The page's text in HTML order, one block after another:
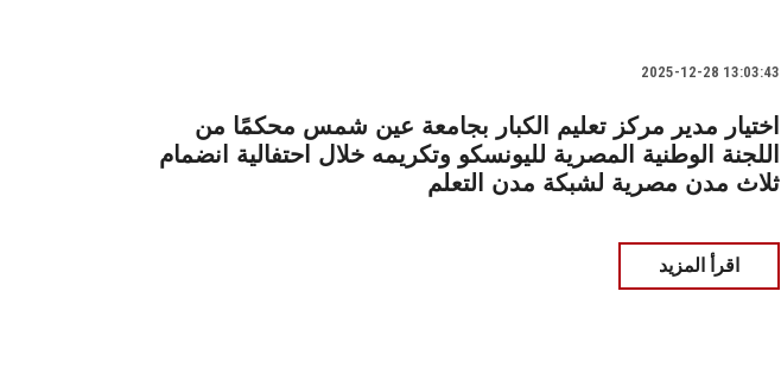
2025-12-28 13:03:43
اختيار مدير مركز تعليم الكبار بجامعة عين شمس محكمًا من
اللجنة الوطنية المصرية لليونسكو وتكريمه خلال احتفالية انضمام
ثلاث مدن مصرية لشبكة مدن التعلم
اقرأ المزيد